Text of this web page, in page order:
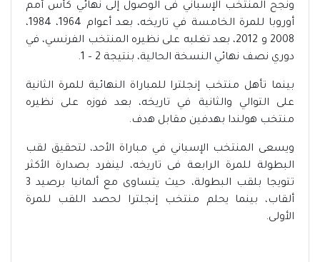
ونجح المنتخب الإسباني فى الوصول إلى نهائي كأس أمم
أوروبا للمرة الخامسة في تاريخه، بعد أعوام 1964، 1984،
2008 و 2012، بعد تغلبه على نظيره المنتخب الفرنسي، في
دوري نصف نهائي النسخة الحالية، بنتيجة 2 – 1.
بينما تأهل منتخب إنجلترا للمباراة النهائية للمرة الثانية
على التوالي والثانية في تاريخه، بعد فوزه على نظيره
منتخب هولندا بهدفين مقابل هدف.
ويسعى المنتخب الإسباني في مباراة الأحد، لتحقيق لقب
البطولة للمرة الرابعة فى تاريخه، لينفرد بصدارة الأكثر
تتويجا بلقب البطولة، حيث يتساوى مع ألمانيا برصيد 3
ألقاب، بينما يحلم منتخب إنجلترا لحصد اللقب للمرة
الأولى.